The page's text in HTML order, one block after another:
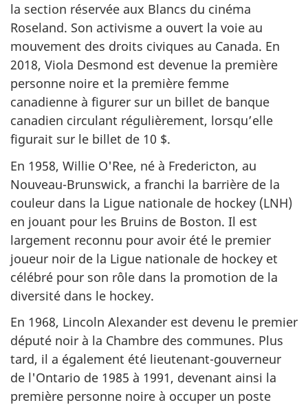
la section réservée aux Blancs du cinéma
Roseland. Son activisme a ouvert la voie au
mouvement des droits civiques au Canada. En
2018, Viola Desmond est devenue la première
personne noire et la première femme
canadienne à figurer sur un billet de banque
canadien circulant régulièrement, lorsqu’elle
figurait sur le billet de 10 $.
En 1958, Willie O'Ree, né à Fredericton, au
Nouveau-Brunswick, a franchi la barrière de la
couleur dans la Ligue nationale de hockey (LNH)
en jouant pour les Bruins de Boston. Il est
largement reconnu pour avoir été le premier
joueur noir de la Ligue nationale de hockey et
célébré pour son rôle dans la promotion de la
diversité dans le hockey.
En 1968, Lincoln Alexander est devenu le premier
député noir à la Chambre des communes. Plus
tard, il a également été lieutenant-gouverneur
de l'Ontario de 1985 à 1991, devenant ainsi la
première personne noire à occuper un poste